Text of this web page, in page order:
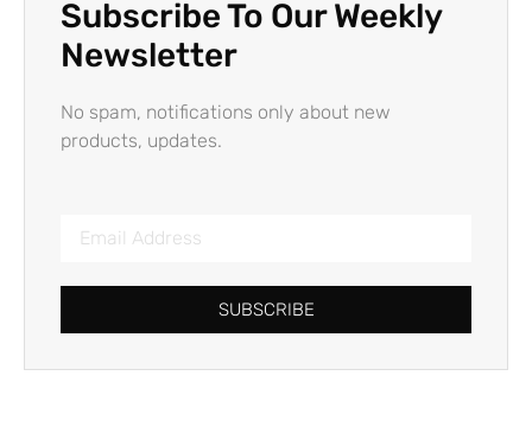
Subscribe To Our Weekly
Newsletter
No spam, notifications only about new
products, updates.
SUBSCRIBE